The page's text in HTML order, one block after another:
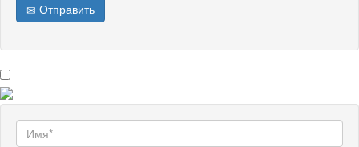
Отправить